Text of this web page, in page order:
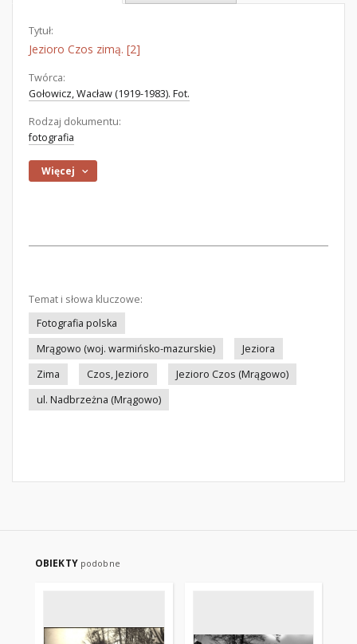
Tytuł:
Jezioro Czos zimą. [2]
Twórca:
Gołowicz, Wacław (1919-1983). Fot.
Rodzaj dokumentu:
fotografia
Więcej
Temat i słowa kluczowe:
Fotografia polska
Mrągowo (woj. warmińsko-mazurskie)
Jeziora
Zima
Czos, Jezioro
Jezioro Czos (Mrągowo)
ul. Nadbrzeżna (Mrągowo)
OBIEKTY podobne